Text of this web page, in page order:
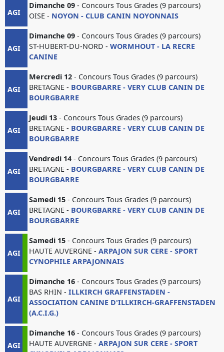
AGI
Dimanche 09 - Concours Tous Grades (9 parcours)
OISE - NOYON - CLUB CANIN NOYONNAIS
AGI
Dimanche 09 - Concours Tous Grades (9 parcours)
ST-HUBERT-DU-NORD -WORMHOUT - LA RECRE
CANINE
AGI
Mercredi 12 - Concours Tous Grades (9 parcours)
BRETAGNE - BOURGBARRE - VERY CLUB CANIN DE
BOURGBARRE
AGI
Jeudi 13 - Concours Tous Grades (9 parcours)
BRETAGNE - BOURGBARRE - VERY CLUB CANIN DE
BOURGBARRE
AGI
Vendredi 14 - Concours Tous Grades (9 parcours)
BRETAGNE - BOURGBARRE - VERY CLUB CANIN DE
BOURGBARRE
AGI
Samedi 15 - Concours Tous Grades (9 parcours)
BRETAGNE - BOURGBARRE - VERY CLUB CANIN DE
BOURGBARRE
AGI
Samedi 15 - Concours Tous Grades (9 parcours)
HAUTE AUVERGNE -ARPAJON SUR CERE - SPORT
CYNOPHILE ARPAJONNAIS
AGI
Dimanche 16 - Concours Tous Grades (9 parcours)
BAS RHIN -ILLKIRCH GRAFFENSTADEN -
ASSOCIATION CANINE D'ILLKIRCH-GRAFFENSTADEN
(A.C.I.G.)
AGI
Dimanche 16 - Concours Tous Grades (9 parcours)
HAUTE AUVERGNE -ARPAJON SUR CERE - SPORT